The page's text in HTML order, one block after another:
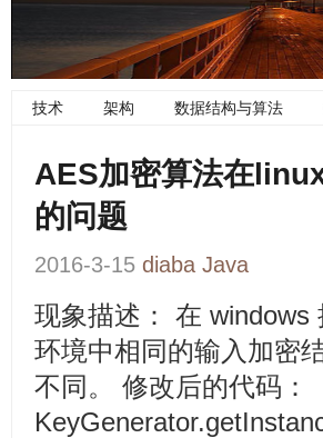
技术 架构 数据结构与算法
AES加密算法在
的问题
2016-3-15 diaba Java
现象描述： 在 windows
环境中相同的输入加密
不同。 修改后的代